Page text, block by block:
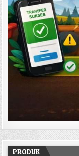
PRODUK